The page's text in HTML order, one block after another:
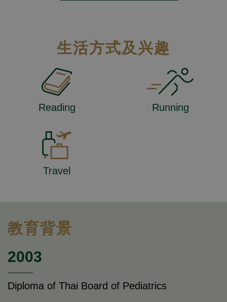
生活方式及兴趣
Reading Running
Travel
教育背景
2003
Diploma of Thai Board of Pediatrics